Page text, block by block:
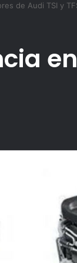
de Audi TSI y